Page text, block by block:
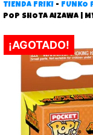
TIENDA FRIKI - FUNKO
POP SHOTA AIZAWA |
¡AGOTADO!